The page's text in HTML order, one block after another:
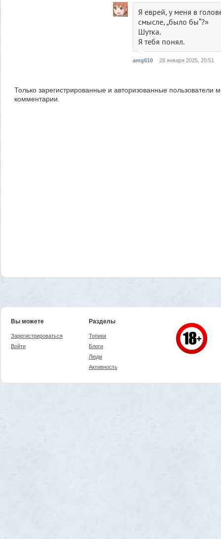
Я еврей, у меня в
смысле, „было бы“?»
Шутка.
Я тебя понял.
amg610 28 января 2025, 20:51
Только зарегистрированные и авторизованные пользователи
комментарии.
Вы можете
Зарегистрироваться
Войти
Разделы
Топики
Блоги
Люди
Активность